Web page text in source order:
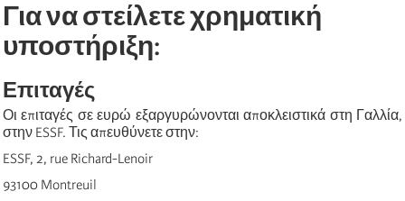
Για να στείλετε χρηματική
υποστήριξη:
Επιταγές
Οι επιταγές σε ευρώ εξαργυρώνονται αποκλειστικά στη Γαλλία,
στην ESSF. Τις απευθύνετε στην:
ESSF, 2, rue Richard-Lenoir
93100 Montreuil